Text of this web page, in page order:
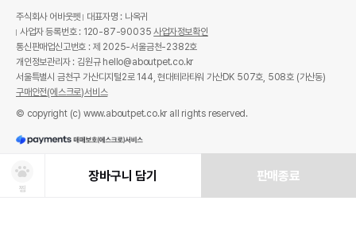
찜
장바구니 담기 판매종료
주식회사 어바웃펫
대표자명 : 나옥귀
사업자 등록번호 : 120-87-90035사업자정보확인
통신판매업신고번호 : 제 2025-서울금천-2382호
개인정보관리자 : 김원규 hello@aboutpet.co.kr
서울특별시 금천구 가산디지털2로 144, 현대테라타워 가산DK 507호, 508호 (가산동)
구매안전(에스크로)서비스
© copyright (c) www.aboutpet.co.kr all rights reserved.